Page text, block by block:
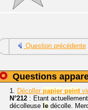
Question précédente
Questions
1. Décoller papier peint
N°212 : Etant
décolleuse le décolle.